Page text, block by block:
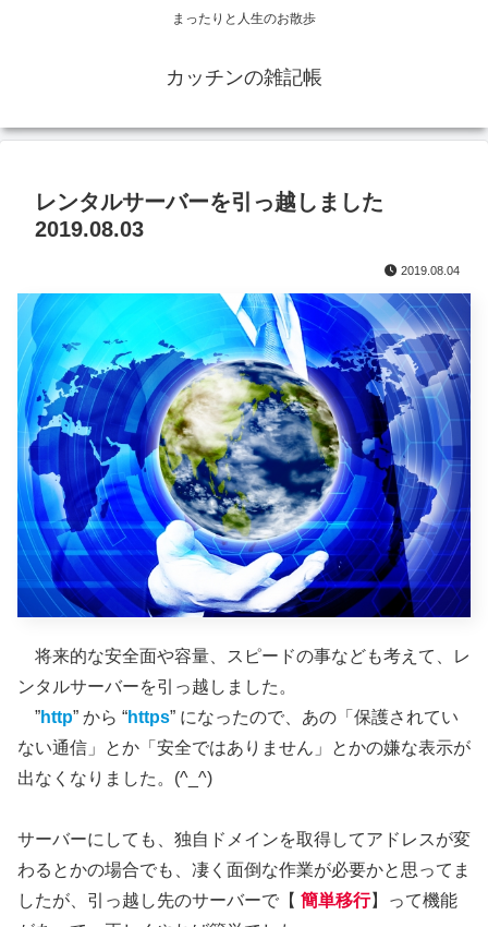
まったりと人生のお散歩
カッチンの雑記帳
レンタルサーバーを引っ越しました
2019.08.03
2019.08.04
将来的な安全面や容量、スピードの事なども考えて、レ
ンタルサーバーを引っ越しました。
”http” から “https” になったので、あの「保護されてい
ない通信」とか「安全ではありません」とかの嫌な表示が
出なくなりました。(^_^)
サーバーにしても、独自ドメインを取得してアドレスが変
わるとかの場合でも、凄く面倒な作業が必要かと思ってま
したが、引っ越し先のサーバーで【 簡単移行】って機能